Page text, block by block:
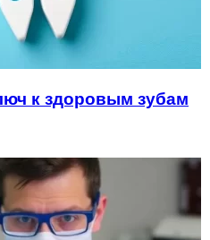
к здоровым зубам